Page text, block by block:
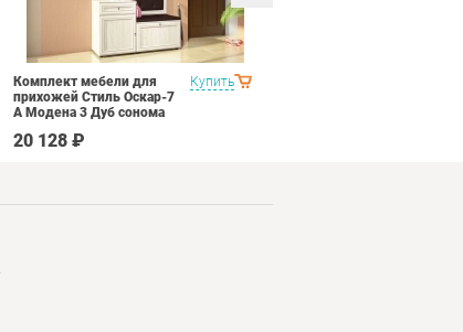
Купить
Комплект мебели для
прихожей Стиль Оскар-7
А Модена 3 Дуб сонома
20 128 ₽